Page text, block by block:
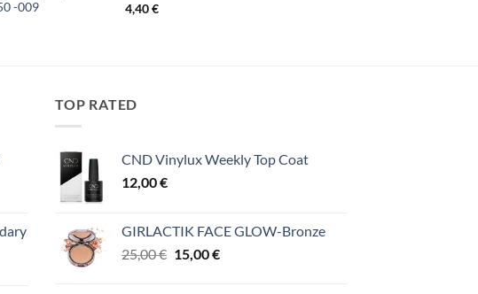
-009
4,40€
TOP RATED
CND Vinylux Weekly Top Coat
12,00€
GIRLACTIK FACE GLOW-Bronze
25,00€ Original
15,00€Η